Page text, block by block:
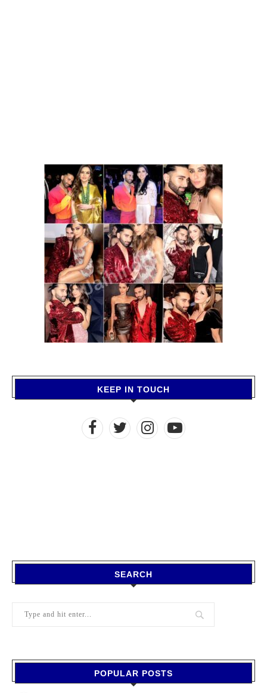
KEEP IN TOUCH
SEARCH
POPULAR POSTS